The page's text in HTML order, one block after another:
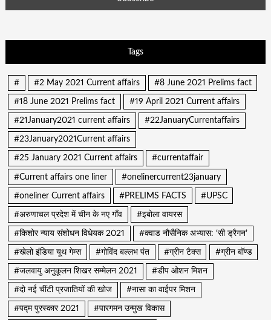
Tags
# #2 May 2021 Current affairs #8 June 2021 Prelims fact
#18 June 2021 Prelims fact #19 April 2021 Current affairs
#21January2021 current affairs #22JanuaryCurrentaffairs
#23January2021Current affairs
#25 January 2021 Current affairs #currentaffair
#Current affairs one liner #onelinercurrent23january
#oneliner Current affairs #PRELIMS FACTS #UPSC
#अरुणाचल प्रदेश में चीन के नए गाँव #इबोला वायरस
#किशोर न्याय संशोधन विधेयक 2021 #क्वाड नौसैनिक अभ्यास: ‘सी ड्रैगन’
#खेलो इंडिया यूथ गेम्स #गोविंद बल्लभ पंत #ग्रीन टैक्स #ग्रीन बॉण्ड
#जलवायु अनुकूलन शिखर सम्मेलन 2021 #डीप ओशन मिशन
#दो नई चींटी प्रजातियों की खोज #नासा का वाईपर मिशन
#पद्म पुरस्कार 2021 #पारगमन उन्मुख विकास